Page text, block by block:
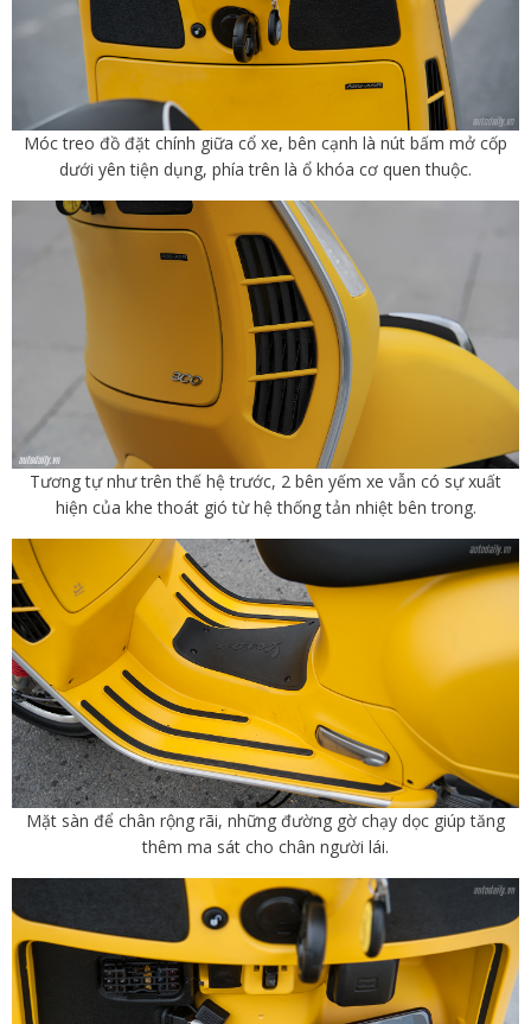
Móc treo đồ đặt chính giữa cổ xe, bên cạnh là nút bấm mở cốp
dưới yên tiện dụng, phía trên là ổ khóa cơ quen thuộc.
Tương tự như trên thế hệ trước, 2 bên yếm xe vẫn có sự xuất
hiện của khe thoát gió từ hệ thống tản nhiệt bên trong.
Mặt sàn để chân rộng rãi, những đường gờ chạy dọc giúp tăng
thêm ma sát cho chân người lái.